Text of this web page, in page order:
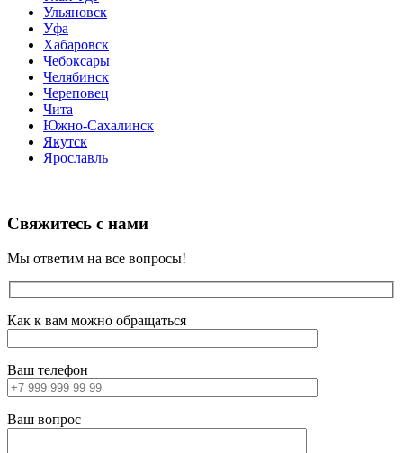
Ульяновск
Уфа
Хабаровск
Чебоксары
Челябинск
Череповец
Чита
Южно-Сахалинск
Якутск
Ярославль
Свяжитесь с нами
Мы ответим на все вопросы!
Как к вам можно обращаться
Ваш телефон
Ваш вопрос